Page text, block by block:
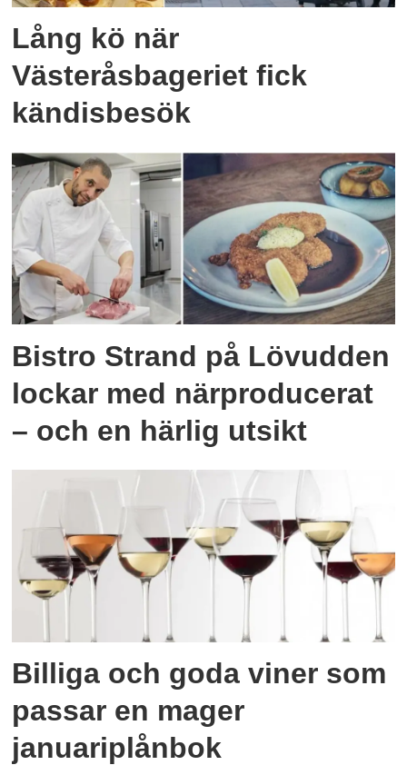
Lång kö när
Västeråsbageriet fick
kändisbesök
Bistro Strand på Lövudden
lockar med närproducerat
– och en härlig utsikt
Billiga och goda viner som
passar en mager
januariplånbok